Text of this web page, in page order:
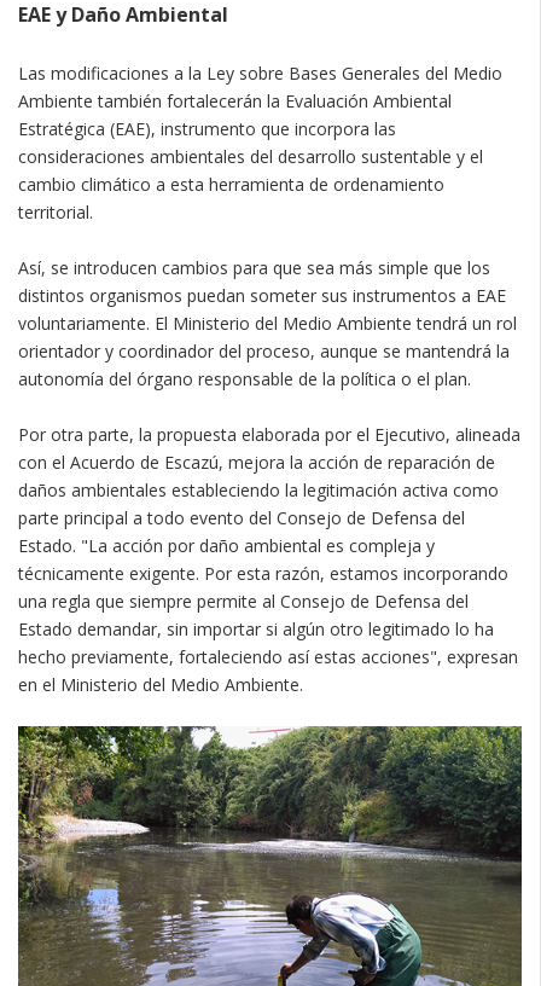
EAE y Daño Ambiental
Las modificaciones a la Ley sobre Bases Generales del Medio
Ambiente también fortalecerán la Evaluación Ambiental
Estratégica (EAE), instrumento que incorpora las
consideraciones ambientales del desarrollo sustentable y el
cambio climático a esta herramienta de ordenamiento
territorial.
Así, se introducen cambios para que sea más simple que los
distintos organismos puedan someter sus instrumentos a EAE
voluntariamente. El Ministerio del Medio Ambiente tendrá un rol
orientador y coordinador del proceso, aunque se mantendrá la
autonomía del órgano responsable de la política o el plan.
Por otra parte, la propuesta elaborada por el Ejecutivo, alineada
con el Acuerdo de Escazú, mejora la acción de reparación de
daños ambientales estableciendo la legitimación activa como
parte principal a todo evento del Consejo de Defensa del
Estado. "La acción por daño ambiental es compleja y
técnicamente exigente. Por esta razón, estamos incorporando
una regla que siempre permite al Consejo de Defensa del
Estado demandar, sin importar si algún otro legitimado lo ha
hecho previamente, fortaleciendo así estas acciones", expresan
en el Ministerio del Medio Ambiente.